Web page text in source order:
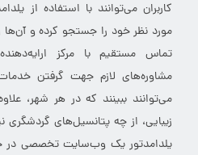
کاربران می‌توانند با استفاده از
مورد نظر خود را جستجو کرده و
تماس مستقیم با مرکز
مشاوره‌های لازم جهت گرفتن
می‌توانند ببینند که در هر شهر،
زیبایی، از چه پتانسیل‌های گردشگری
یلدامدتور یک وب‌سایت تخصصی در